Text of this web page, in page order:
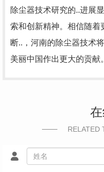
除尘器技术研究的..进展
索和创新精神。相信随着
断..，河南的除尘器技术
美丽中国作出更大的贡献。
RELATED